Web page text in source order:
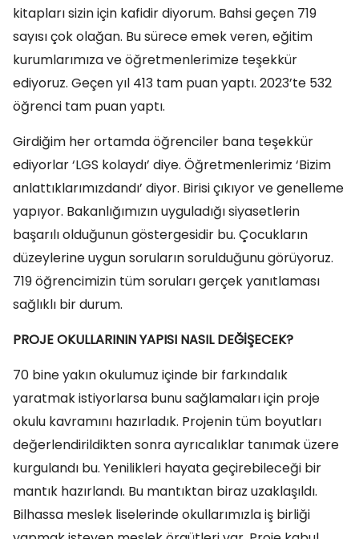
kitapları sizin için kafidir diyorum. Bahsi geçen 719
sayısı çok olağan. Bu sürece emek veren, eğitim
kurumlarımıza ve öğretmenlerimize teşekkür
ediyoruz. Geçen yıl 413 tam puan yaptı. 2023’te 532
öğrenci tam puan yaptı.
Girdiğim her ortamda öğrenciler bana teşekkür
ediyorlar ‘LGS kolaydı’ diye. Öğretmenlerimiz ‘Bizim
anlattıklarımızdandı’ diyor. Birisi çıkıyor ve genelleme
yapıyor. Bakanlığımızın uyguladığı siyasetlerin
başarılı olduğunun göstergesidir bu. Çocukların
düzeylerine uygun soruların sorulduğunu görüyoruz.
719 öğrencimizin tüm soruları gerçek yanıtlaması
sağlıklı bir durum.
PROJE OKULLARININ YAPISI NASIL DEĞİŞECEK?
70 bine yakın okulumuz içinde bir farkındalık
yaratmak istiyorlarsa bunu sağlamaları için proje
okulu kavramını hazırladık. Projenin tüm boyutları
değerlendirildikten sonra ayrıcalıklar tanımak üzere
kurgulandı bu. Yenilikleri hayata geçirebileceği bir
mantık hazırlandı. Bu mantıktan biraz uzaklaşıldı.
Bilhassa meslek liselerinde okullarımızla iş birliği